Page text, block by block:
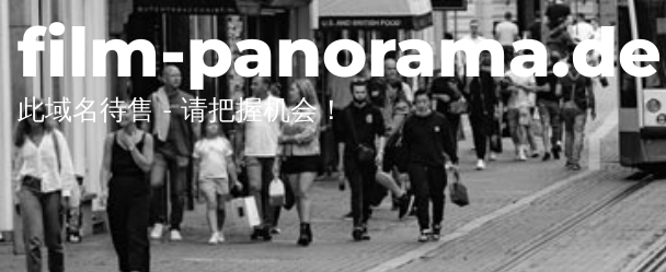
film-panorama.de
此域名待售 - 请把握机会！